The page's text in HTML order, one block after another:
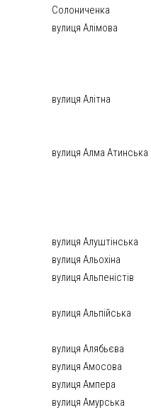
Солониченка
вулиця Алімова
вулиця Алітна
вулиця Алма Атинська
вулиця Алуштінська
вулиця Альохіна
вулиця Альпеністів
вулиця Альпійська
вулиця Алябьєва
вулиця Амосова
вулиця Ампера
вулиця Амурська